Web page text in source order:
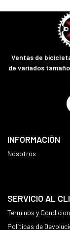
Ventas de
de variados
INFORMACIÓN
Nosotros
SERVICIO AL
Terminos y
Políticas de